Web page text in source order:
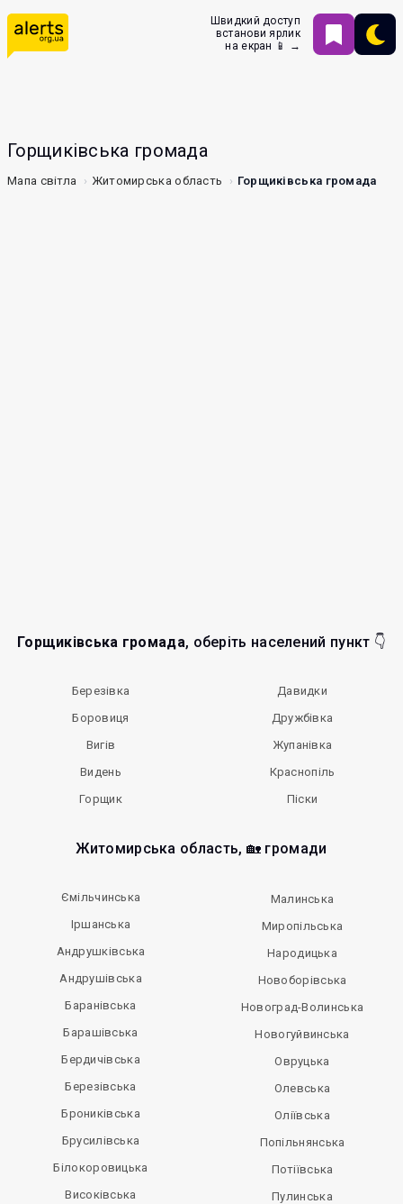
Швидкий доступ
встанови ярлик
на екран 📱 →
Горщиківська громада
Мапа світла Житомирська область Горщиківська громада
Горщиківська громада, оберіть населений пункт 👇
Березівка
Боровиця
Вигів
Видень
Горщик
Давидки
Дружбівка
Жупанівка
Краснопіль
Піски
Житомирська область, 🏡 громади
Ємільчинська
Іршанська
Андрушківська
Андрушівська
Баранівська
Барашівська
Бердичівська
Березівська
Брониківська
Брусилівська
Білокоровицька
Високівська
Малинська
Миропільська
Народицька
Новоборівська
Новоград-Волинська
Новогуйвинська
Овруцька
Олевська
Оліївська
Попільнянська
Потіївська
Пулинська